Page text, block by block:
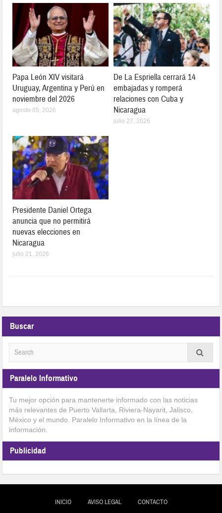
Papa León XIV visitará
Uruguay, Argentina y Perú en
noviembre del 2026
agosto 05, 2026
De La Espriella cerrará 14
embajadas y romperá
relaciones con Cuba y
Nicaragua
julio 27, 2026
Presidente Daniel Ortega
anuncia que no permitirá
nuevas elecciones en
Nicaragua
julio 21, 2026
Buscar
Paralelo Informativo
Tu mejor opción para mantenerte informado con las noticias
más relevantes de Puerto Vallarta, Riviera-Nayarit, Jalisco,
México y el mundo. Paralelo Informativo en la línea de la
información.
Publicidad
INICIO AVISO LEGAL CONTACTO